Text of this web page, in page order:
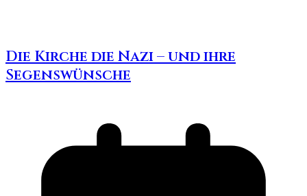
Die Kirche die Nazi – und ihre
Segenswünsche